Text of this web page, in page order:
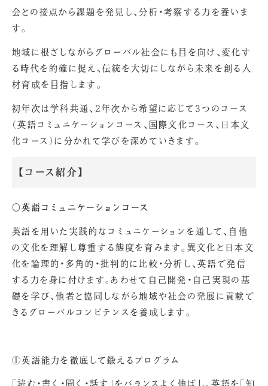
会との接点から課題を発見し、分析・考察する力を養いま
す。
地域に根ざしながらグローバル社会にも目を向け、変化す
る時代を的確に捉え、伝統を大切にしながら未来を創る人
材育成を目指します。
初年次は学科共通、2年次から希望に応じて3つのコース
（英語コミュニケーションコース、国際文化コース、日本文
化コース）に分かれて学びを深めていきます。
【コース紹介】
〇英語コミュニケーションコース
英語を用いた実践的なコミュニケーションを通して、自他
の文化を理解し尊重する態度を育みます。異文化と日本文
化を論理的・多角的・批判的に比較・分析し、英語で発信
する力を身に付けます。あわせて自己開発・自己実現の基
礎を学び、他者と協同しながら地域や社会の発展に貢献で
きるグローバルコンピテンスを養成します。
①英語能力を徹底して鍛えるプログラム
「読む・書く・聞く・話す」をバランスよく伸ばし、英語を「知